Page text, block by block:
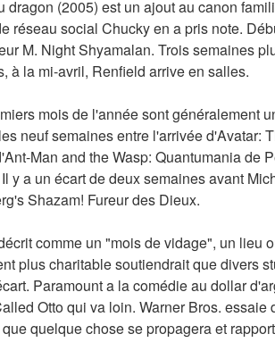
dragon (2005) est un ajout au canon
réseau social Chucky en a pris note.
M. Night Shyamalan. Trois semaines
à la mi-avril, Renfield arrive en salles.
mois de l'année sont généralement
neuf semaines entre l'arrivée d'Avatar:
Man and the Wasp: Quantumania de
y a un écart de deux semaines avant
Shazam! Fureur des Dieux.
comme un "mois de vidage", un lieu
plus charitable soutiendrait que divers
Paramount a la comédie au dollar
Otto qui va loin. Warner Bros.
quelque chose se propagera et